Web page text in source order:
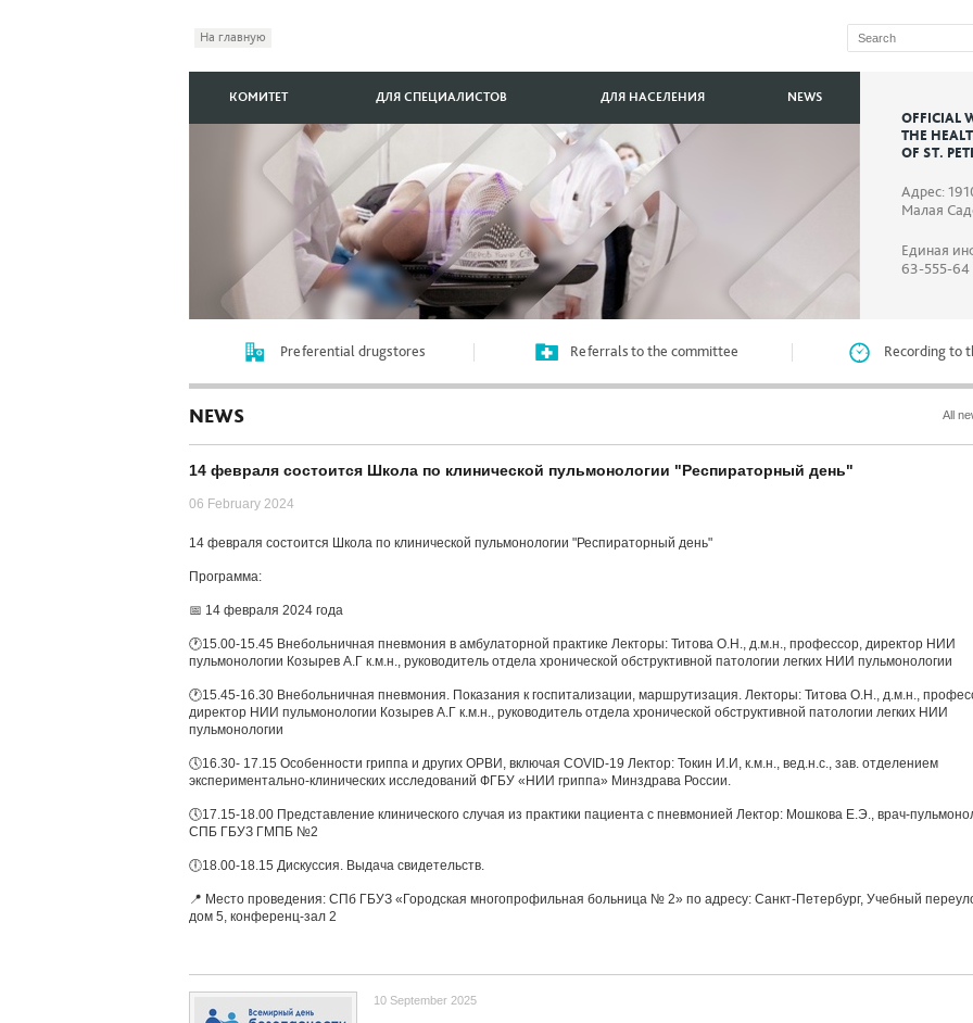
На главную
OFFICIAL
THE
OF ST.
Адрес:
Малая
Единая
63-555-64
КОМИТЕТ ДЛЯ СПЕЦИАЛИСТОВ ДЛЯ НАСЕЛЕНИЯ NEWS
Preferential drugstores Referrals to the committee Recording to
NEWS All
14 февраля состоится Школа по клинической пульмонологии "Респираторный день"
06 February 2024
14 февраля состоится Школа по клинической пульмонологии "Респираторный день"
Программа:
📅 14 февраля 2024 года
🕐︎15.00-15.45 Внебольничная пневмония в амбулаторной практике Лекторы: Титова О.Н., д.м.н., профессор, директор НИИ
пульмонологии Козырев А.Г к.м.н., руководитель отдела хронической обструктивной патологии легких НИИ пульмонологии
🕐︎15.45-16.30 Внебольничная пневмония. Показания к госпитализации, маршрутизация. Лекторы: Титова О.Н., д.м.н.,
директор НИИ пульмонологии Козырев А.Г к.м.н., руководитель отдела хронической обструктивной патологии легких НИИ
пульмонологии
🕔16.30- 17.15 Особенности гриппа и других ОРВИ, включая COVID-19 Лектор: Токин И.И, к.м.н., вед.н.с., зав. отделением
экспериментально-клинических исследований ФГБУ «НИИ гриппа» Минздрава России.
🕔17.15-18.00 Представление клинического случая из практики пациента с пневмонией Лектор: Мошкова Е.Э., врач-
СПБ ГБУЗ ГМПБ №2
🕕18.00-18.15 Дискуссия. Выдача свидетельств.
📍 Место проведения: СПб ГБУЗ «Городская многопрофильная больница № 2» по адресу: Санкт-Петербург, Учебный
дом 5, конференц-зал 2
10 September 2025